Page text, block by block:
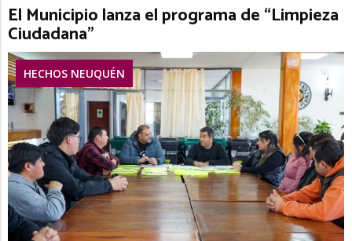
El Municipio lanza el programa de “Limpieza
Ciudadana”
HECHOS NEUQUÉN